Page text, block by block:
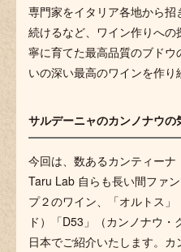
専門家をイタリア各地から
続けるなど、ワイン作りへ
寧に育てた最高品質のブド
いの深い最高のワインを作り
サルデーニャのカンノナウの
今回は、数あるカンティーナ
Taru Lab 自らも長い間ファ
プ２のワイン、「オルトス
ド）「D53」（カンノナウ・
日本でご紹介いたします。